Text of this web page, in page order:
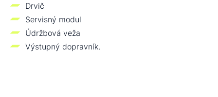
Drvič
Servisný modul
Údržbová veža
Výstupný dopravník.